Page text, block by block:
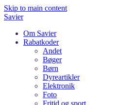
Skip to main content
Savier
Om Savier
Rabatkoder
Andet
Bøger
Børn
Dyreartikler
Elektronik
Foto
Fritid og sport